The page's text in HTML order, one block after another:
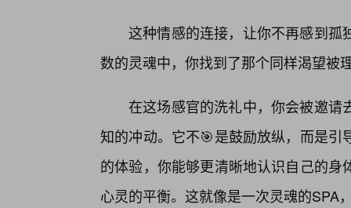
这种情感的连接，让你不再感到
数的灵魂中，你找到了那个同样渴望被
在这场感官的洗礼中，你会被邀请
知的冲动。它不🎯是鼓励放纵，而是
的体验，你能够更清晰地认识自己的
心灵的平衡。这就像是一次灵魂的SPA